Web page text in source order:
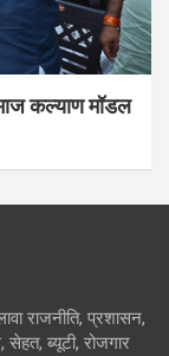
कल्याण मॉडल
राजनीति, प्रशासन,
ब्यूटी, रोजगार